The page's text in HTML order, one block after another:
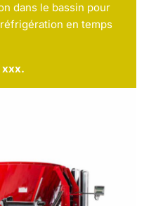
dans le bassin pour
en temps
xxx.